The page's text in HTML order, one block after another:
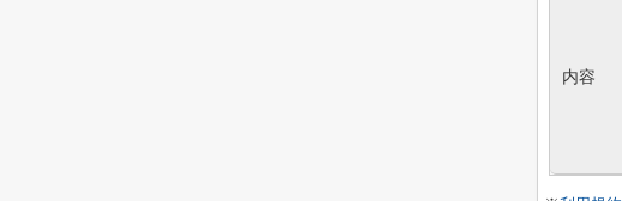
内容